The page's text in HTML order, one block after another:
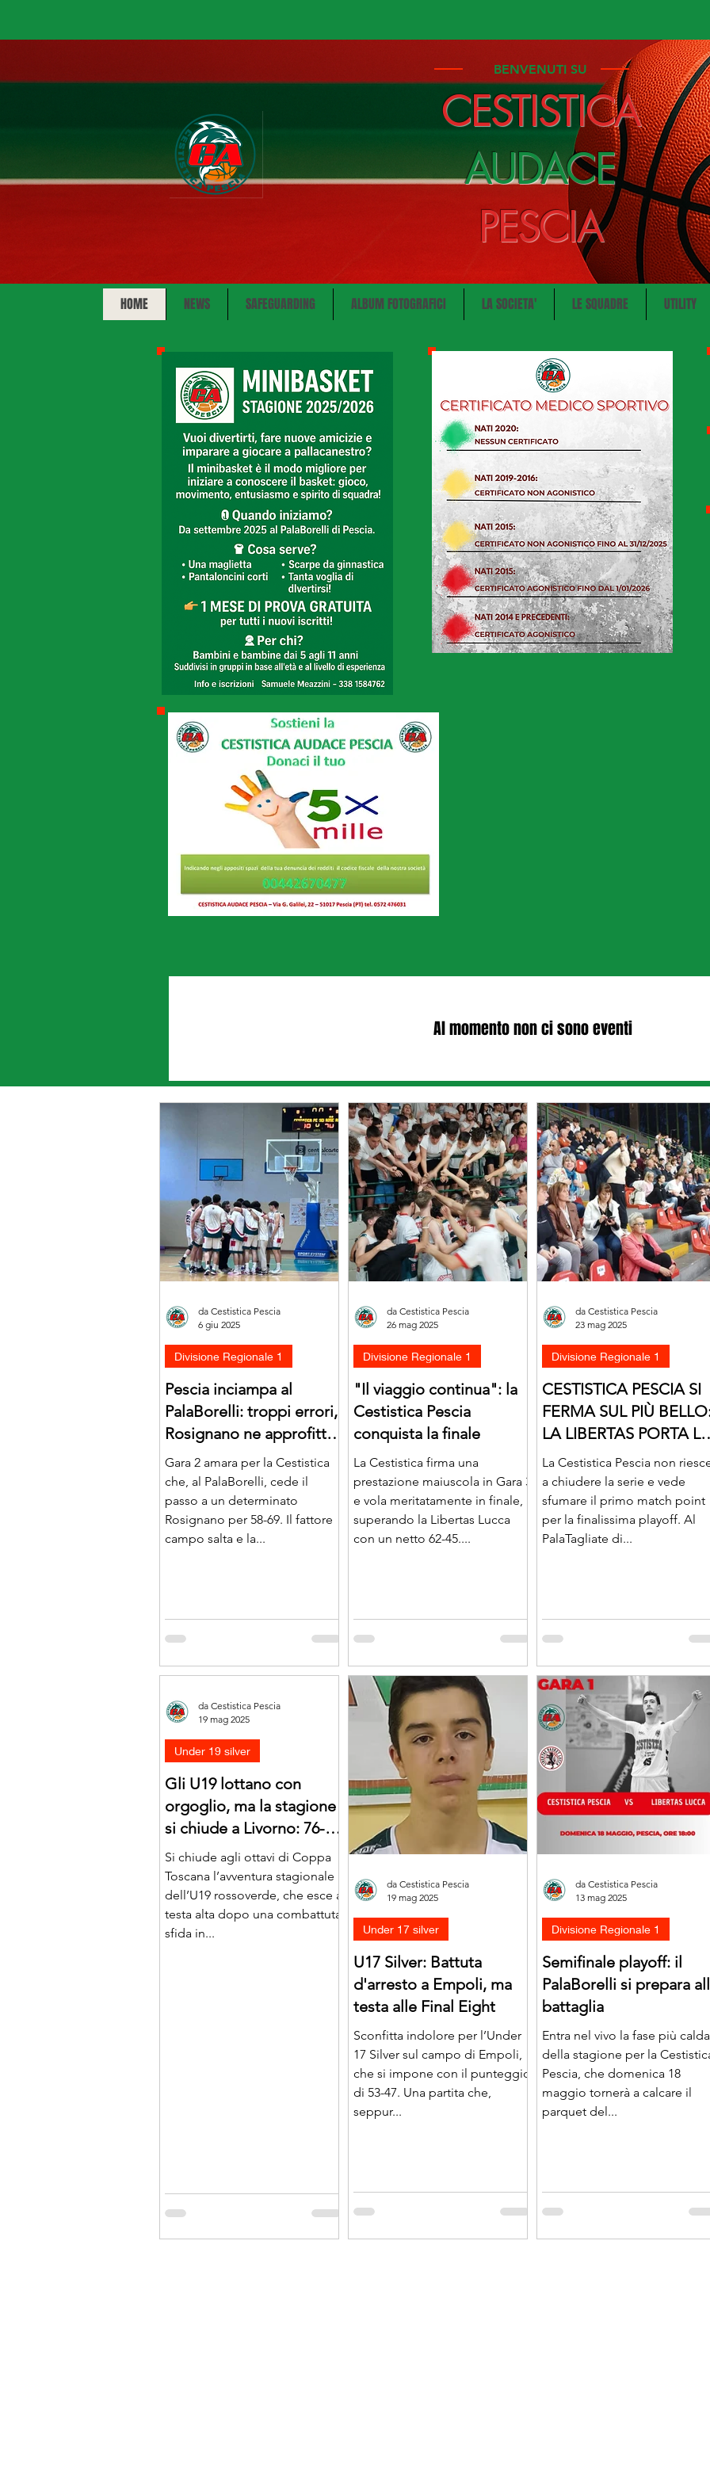
BENVENUTI SU
CESTISTICA
AUDACE
PESCIA
HOME NEWS SAFEGUARDING ALBUM FOTOGRAFICI LA SOCIETA' LE SQUADRE UTILITY
Al momento non ci sono eventi
Pescia inciampa al
PalaBorelli: troppi errori,
Rosignano ne approfitta
e pareggia la serie
Gara 2 amara per la Cestistica
che, al PalaBorelli, cede il
passo a un determinato
Rosignano per 58-69. Il fattore
campo salta e la...
Divisione Regionale 1
da Cestistica Pescia
6 giu 2025
"Il viaggio continua": la
Cestistica Pescia
conquista la finale
La Cestistica firma una
prestazione maiuscola in Gara 3
e vola meritatamente in finale,
superando la Libertas Lucca
con un netto 62-45....
Divisione Regionale 1
da Cestistica Pescia
26 mag 2025
CESTISTICA PESCIA SI
FERMA SUL PIÙ
LA LIBERTAS PORTA LA
SERIE A GARA 3
La Cestistica Pescia non
a chiudere la serie e vede
sfumare il primo match point
per la finalissima playoff. Al
PalaTagliate di...
Divisione Regionale 1
da Cestistica Pescia
23 mag 2025
Gli U19 lottano con
orgoglio, ma la stagione
si chiude a Livorno: 76-72
alla Pediatrica
Si chiude agli ottavi di Coppa
Toscana l’avventura stagionale
dell’U19 rossoverde, che esce a
testa alta dopo una combattuta
sfida in...
Under 19 silver
da Cestistica Pescia
19 mag 2025
U17 Silver: Battuta
d'arresto a Empoli, ma
testa alle Final Eight
Sconfitta indolore per l’Under
17 Silver sul campo di Empoli,
che si impone con il punteggio
di 53-47. Una partita che,
seppur...
Under 17 silver
da Cestistica Pescia
19 mag 2025
Semifinale playoff: il
PalaBorelli si prepara
battaglia
Entra nel vivo la fase più calda
della stagione per la
Pescia, che domenica 18
maggio tornerà a calcare il
parquet del...
Divisione Regionale 1
da Cestistica Pescia
13 mag 2025